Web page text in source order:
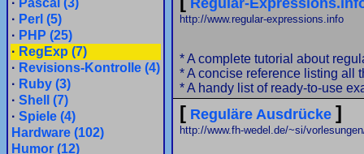
· Pascal (3)
· Perl (5)
· PHP (25)
· RegExp (7)
· Revisions-Kontrolle (4)
· Ruby (3)
· Shell (7)
· Spiele (4)
Hardware (102)
Humor (12)
Regular-
http://www.regular-expressions.info
* A complete tutorial about
* A concise reference listing all
* A handy list of ready-to-use
[ Reguläre Ausdrücke ]
http://www.fh-wedel.de/~si/